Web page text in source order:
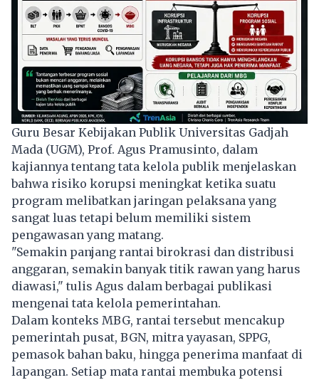
Guru Besar Kebijakan Publik Universitas Gadjah
Mada (UGM), Prof. Agus Pramusinto, dalam
kajiannya tentang tata kelola publik menjelaskan
bahwa risiko korupsi meningkat ketika suatu
program melibatkan jaringan pelaksana yang
sangat luas tetapi belum memiliki sistem
pengawasan yang matang.
"Semakin panjang rantai birokrasi dan distribusi
anggaran, semakin banyak titik rawan yang harus
diawasi," tulis Agus dalam berbagai publikasi
mengenai tata kelola pemerintahan.
Dalam konteks MBG, rantai tersebut mencakup
pemerintah pusat, BGN, mitra yayasan, SPPG,
pemasok bahan baku, hingga penerima manfaat di
lapangan. Setiap mata rantai membuka potensi